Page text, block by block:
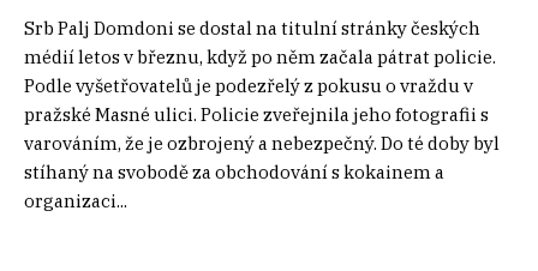
Srb Palj Domdoni se dostal na titulní stránky českých
médií letos v březnu, když po něm začala pátrat policie.
Podle vyšetřovatelů je podezřelý z pokusu o vraždu v
pražské Masné ulici. Policie zveřejnila jeho fotografii s
varováním, že je ozbrojený a nebezpečný. Do té doby byl
stíhaný na svobodě za obchodování s kokainem a
organizaci...